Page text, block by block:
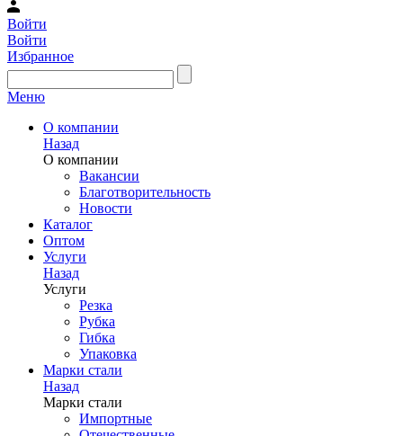
Войти
Войти
Избранное
Меню
О компании
Назад
О компании
Вакансии
Благотворительность
Новости
Каталог
Оптом
Услуги
Назад
Услуги
Резка
Рубка
Гибка
Упаковка
Марки стали
Назад
Марки стали
Импортные